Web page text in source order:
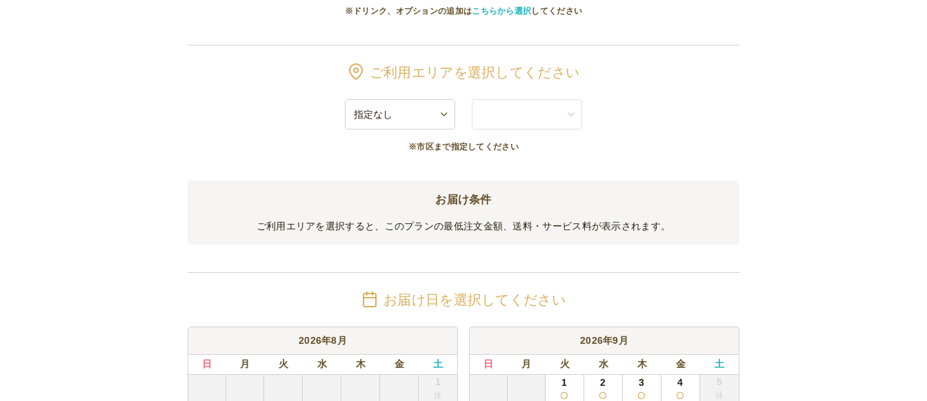
ソフトドリンク2時間飲み放題：延長(30分)
「ソフトドリンク2時間飲み放題」が2時間を超える場合はこちらを選択してください。
飲み放題：「麦焼酎」→「芋焼酎」へ変更
缶ビール(350ml)
※銘柄のご指定がない場合はお任せとなります
コーラ(1.5L) 385円/本
385 円
※ドリンク、オプションの追加はこちらから選択してください
ご利用エリアを選択してください
※市区まで指定してください
お届け条件
ご利用エリアを選択すると、このプランの最低注文金額、送料・サービス料が表示されます。
お届け日を選択してください
2026年8月
日 月 火 水 木 金
土
1
2026年9月
日 月 火 水 木 金
土
1
2 3 4 5